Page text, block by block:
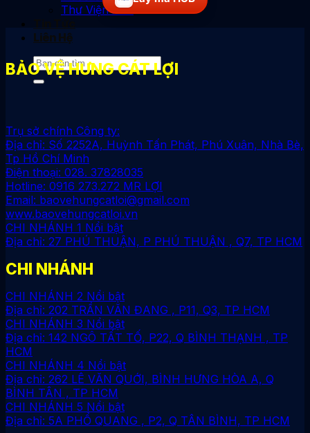
Thư Viện Ảnh
Liên Hệ
BẢO VỆ HƯNG CÁT LỢI
Trụ sở chính Công ty:
Địa chỉ: Số 2252A, Huỳnh Tấn Phát, Phú Xuân, Nhà Bè,
Tp Hồ Chí Minh
Điện thoại: 028. 37828035
Hotline: 0916 273.272 MR LỢI
Email: baovehungcatloi@gmail.com
www.baovehungcatloi.vn
CHI NHÁNH 1
Địa chỉ: 27 PHÚ THUẬN, P PHÚ THUẬN , Q7, TP HCM
CHI NHÁNH
CHI NHÁNH 2
Địa chỉ: 202 TRẦN VĂN ĐANG , P11, Q3, TP HCM
CHI NHÁNH 3
Địa chỉ: 142 NGÔ TẤT TỐ, P22, Q BÌNH THẠNH , TP
HCM
CHI NHÁNH 4
Địa chỉ: 262 LÊ VĂN QUỚI, BÌNH HƯNG HÒA A, Q
BÌNH TÂN , TP HCM
CHI NHÁNH 5
Địa chỉ: 5A PHỔ QUANG , P2, Q TÂN BÌNH, TP HCM